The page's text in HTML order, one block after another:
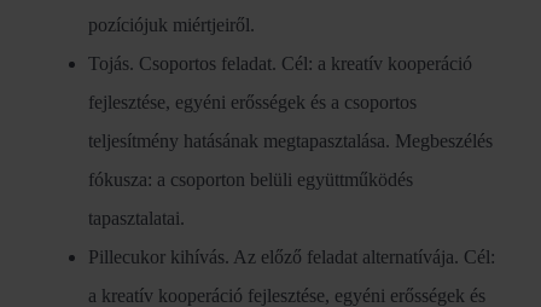
pozíciójuk miértjeiről.
Tojás. Csoportos feladat. Cél: a kreatív kooperáció
fejlesztése, egyéni erősségek és a csoportos
teljesítmény hatásának megtapasztalása. Megbeszélés
fókusza: a csoporton belüli együttműködés
tapasztalatai.
Pillecukor kihívás. Az előző feladat alternatívája. Cél:
a kreatív kooperáció fejlesztése, egyéni erősségek és